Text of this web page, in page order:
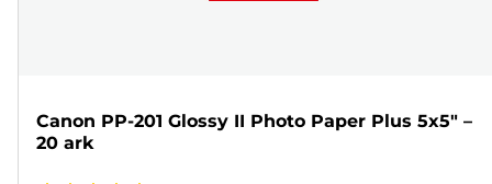
Canon PP-201 Glossy II Photo Paper Plus 5x5" –
20 ark